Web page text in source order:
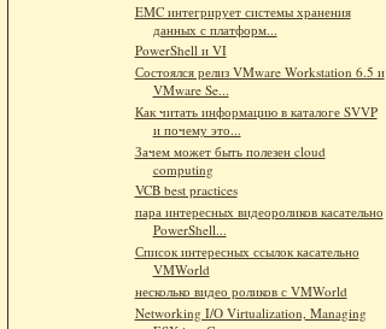
EMC интегрирует системы хранения
данных с платформ...
PowerShell и VI
Состоялся релиз VMware Workstation 6.5 и
VMware Se...
Как читать информацию в каталоге SVVP
и почему это...
Зачем может быть полезен cloud
computing
VCB best practices
пара интересных видеороликов касательно
PowerShell...
Список интересных ссылок касательно
VMWorld
несколько видео роликов с VMWorld
Networking I/O Virtualization, Managing